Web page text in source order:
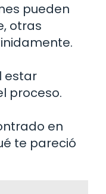
pueden
otras
estar
proceso.
en
te pareció